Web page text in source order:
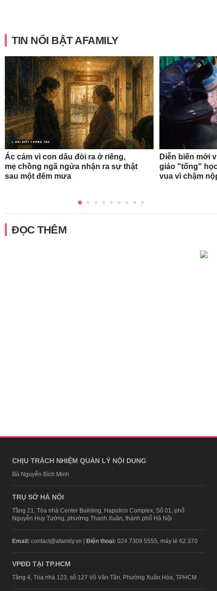
TIN NỔI BẬT AFAMILY
Ác cảm vì con dâu đòi ra ở riêng,
mẹ chồng ngã ngửa nhận ra sự thật
sau một đêm mưa
Diễn biến mới
giáo "tống"
vua vì chậm
ĐỌC THÊM
CHỊU TRÁCH NHIỆM QUẢN LÝ NỘI DUNG
Bà Nguyễn Bích Minh
TRỤ SỞ HÀ NỘI
Tầng 21, Tòa nhà Center Building, Hapulico Complex, Số 01, phố
Nguyễn Huy Tưởng, phường Thanh Xuân, thành phố Hà Nội
Email: contact@afamily.vn | Điện thoại: 024 7309 5555, máy lẻ 62.370
VPĐD TẠI TP.HCM
Tầng 4, Tòa nhà 123, số 127 Võ Văn Tần, Phường Xuân Hòa, TPHCM